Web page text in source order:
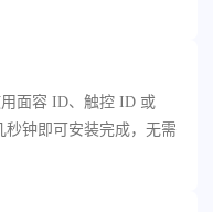
用面容 ID、触控 ID 或
秒钟即可安装完成，无需